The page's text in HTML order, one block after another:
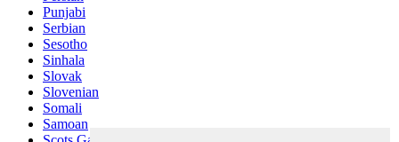
Punjabi
Serbian
Sesotho
Sinhala
Slovak
Slovenian
Somali
Samoan